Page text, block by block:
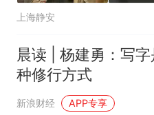
上海静安
晨读 | 杨建勇：写字
种修行方式
新浪财经 APP专享